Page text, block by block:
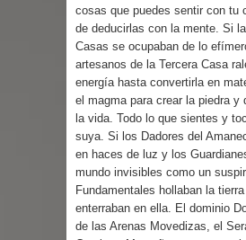
cosas que puedes sentir con tu
de deducirlas con la mente. Si
Casas se ocupaban de lo
artesanos de la Tercera Casa
energía hasta convertirla en
el magma para crear la piedra y
la vida. Todo lo que sientes y
suya. Si los Dadores del
en haces de luz y los
mundo invisibles como un
Fundamentales hollaban la
enterraban en ella. El dominio
de las Arenas Movedizas, el